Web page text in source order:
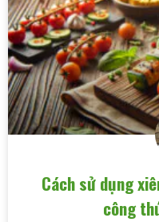
Cách sử dụng
công